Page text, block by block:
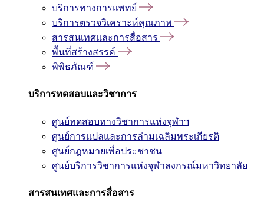
บริการทางการแพทย์
บริการตรวจวิเคราะห์คุณภาพ
สารสนเทศและการสื่อสาร
พื้นที่สร้างสรรค์
พิพิธภัณฑ์
บริการทดสอบและวิชาการ
ศูนย์ทดสอบทางวิชาการแห่งจุฬาฯ
ศูนย์การแปลและการล่ามเฉลิมพระเกียรติ
ศูนย์กฎหมายเพื่อประชาชน
ศูนย์บริการวิชาการแห่งจุฬาลงกรณ์มหาวิทยาลัย
สารสนเทศและการสื่อสาร